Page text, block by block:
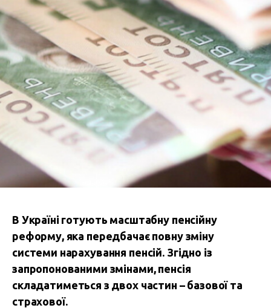
В Україні готують масштабну пенсійну
реформу, яка передбачає повну зміну
системи нарахування пенсій. Згідно із
запропонованими змінами, пенсія
складатиметься з двох частин – базової та
страхової.